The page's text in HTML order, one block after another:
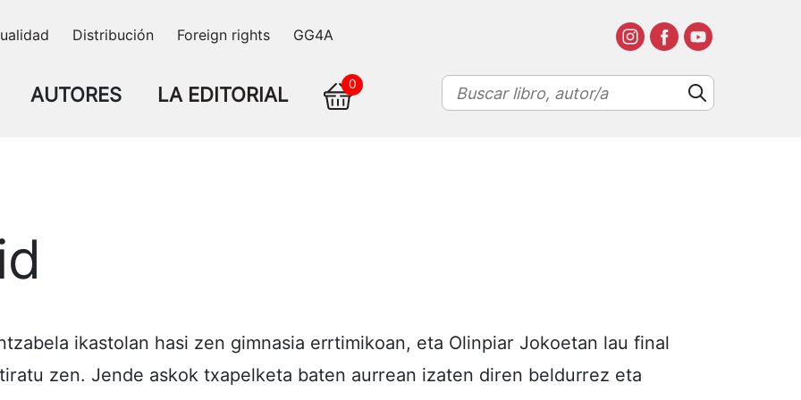
Distribución Foreign rights GG4A
AUTORES LA EDITORIAL 0
ikastolan hasi zen gimnasia errtimikoan, eta Olinpiar Jokoetan lau final
zen. Jende askok txapelketa baten aurrean izaten diren beldurrez eta